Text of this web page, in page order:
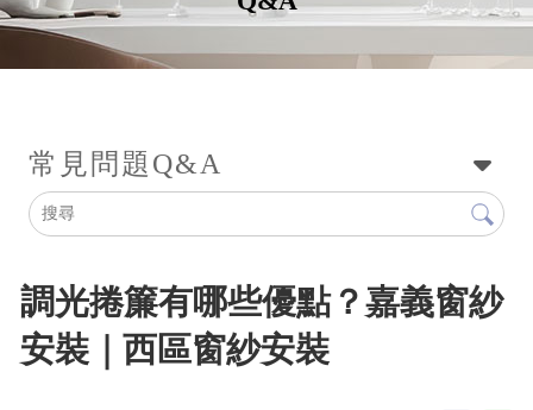
常見問題Q&A
調光捲簾有哪些優點？嘉義窗紗
安裝｜西區窗紗安裝